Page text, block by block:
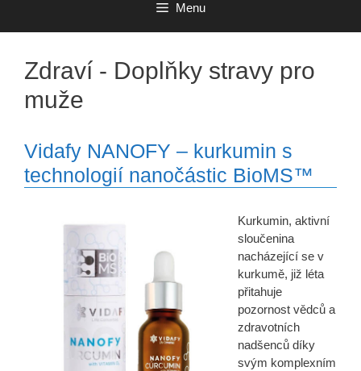
Menu
Zdraví - Doplňky stravy pro
muže
Vidafy NANOFY – kurkumin s
technologií nanočástic BioMS™
Kurkumin, aktivní
sloučenina
nacházející se v
kurkumě, již léta
přitahuje
pozornost vědců a
zdravotních
nadšenců díky
svým komplexním